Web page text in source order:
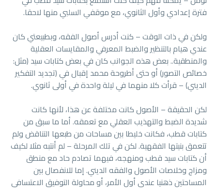
فترة إعدادي وأول الثانوي، مع موقفي السلبي منها لاحقا.
ولكن في ذات الوقت – كنت أدرس أصول الفقه، وبطبيعتي كان
عندي هيام بالتنظير والضبط المعرفي والمقايسات العقلية
والمنطقية.. بعض هذه الجوانب كان في بعض كتابات سيد (مثل:
خصائص التصور) أو حتى أطروحة محمد إقبال في (تجديد التفكير
الديني) – قرأت كلا منهما في ليلة واحدة في أولى ثانوي.
لكن الحقيقة – الأصول كانت مختلفة عن هذا، لأنها كانت
شديدة الضبط والتهذيب العقلي مع تعمقه. أما ما سبق من
كتابات قطب، فكانت خليطا بين مساحات من طبعها التناقض ولم
تتعمق بنيتها الفقهية. لكن في تلك المرحلة – لم أنتبه مثلا لكيف
أن كتابات سيد قطب ومنهجه، فيهما تصادم حاد مع منطق
ومزاج وخلاصات الأصول والفقه الديني. إما للانفصال بين
المساحتين ذهنيا عندي أول الأمر، أو محاولة التوفيق الاعتسافي